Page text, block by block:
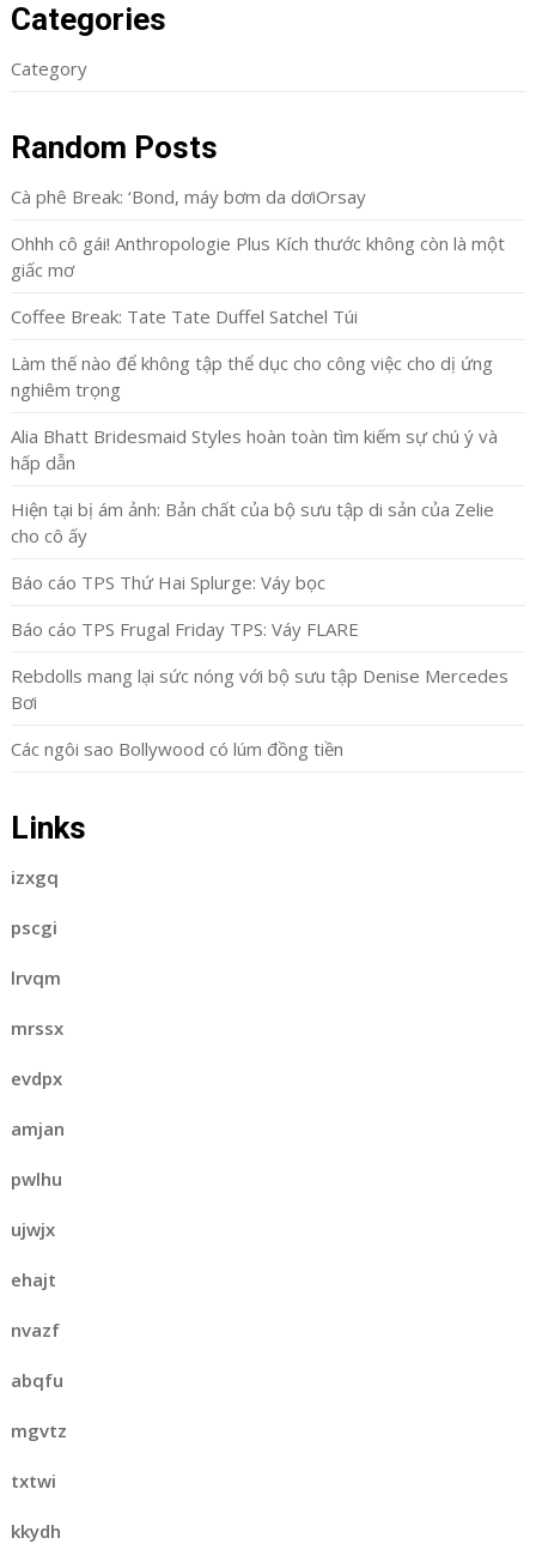
Categories
Category
Random Posts
Cà phê Break: ‘Bond, máy bơm da dơiOrsay
Ohhh cô gái! Anthropologie Plus Kích thước không còn là một
giấc mơ
Coffee Break: Tate Tate Duffel Satchel Túi
Làm thế nào để không tập thể dục cho công việc cho dị ứng
nghiêm trọng
Alia Bhatt Bridesmaid Styles hoàn toàn tìm kiếm sự chú ý và
hấp dẫn
Hiện tại bị ám ảnh: Bản chất của bộ sưu tập di sản của Zelie
cho cô ấy
Báo cáo TPS Thứ Hai Splurge: Váy bọc
Báo cáo TPS Frugal Friday TPS: Váy FLARE
Rebdolls mang lại sức nóng với bộ sưu tập Denise Mercedes
Bơi
Các ngôi sao Bollywood có lúm đồng tiền
Links
izxgq
pscgi
lrvqm
mrssx
evdpx
amjan
pwlhu
ujwjx
ehajt
nvazf
abqfu
mgvtz
txtwi
kkydh